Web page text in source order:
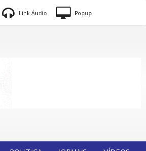
Link Áudio Popup